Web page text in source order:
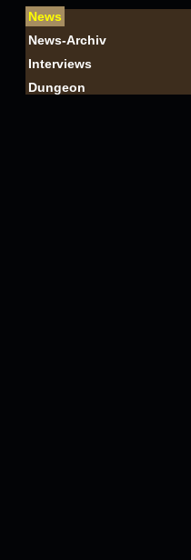
News
News-Archiv
Interviews
Dungeon